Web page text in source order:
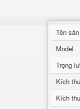
Tên
Model
Trọng
Kích
Kích